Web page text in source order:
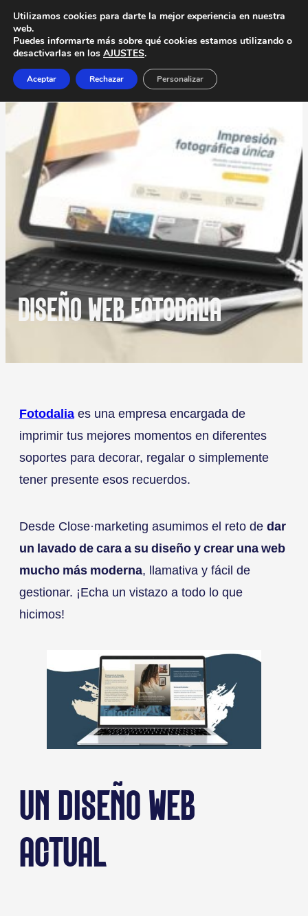
DISEÑO WEB FOTODALIA
Fotodalia es una empresa encargada de
imprimir tus mejores momentos en diferentes
soportes para decorar, regalar o simplemente
tener presente esos recuerdos.
Desde Close·marketing asumimos el reto de dar
un lavado de cara a su diseño y crear una web
mucho más moderna, llamativa y fácil de
gestionar. ¡Echa un vistazo a todo lo que
hicimos!
UN DISEÑO WEB
ACTUAL
Utilizamos cookies para darte la mejor experiencia en nuestra
web.
Puedes informarte más sobre qué cookies estamos utilizando o
desactivarlas en los AJUSTES.
Aceptar Rechazar Personalizar